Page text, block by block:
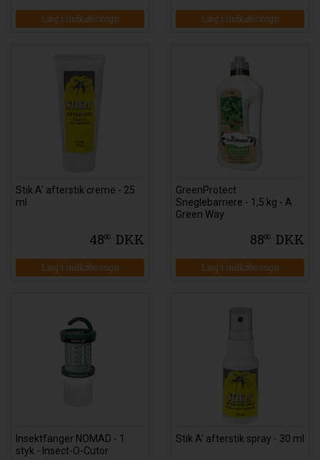
Stik A' afterstik creme - 25
ml
4800 DKK
GreenProtect
Sneglebarriere - 1,5 kg - A
Green Way
8800 DKK
Insektfanger NOMAD - 1
styk - Insect-O-Cutor
Stik A' afterstik spray - 30 ml